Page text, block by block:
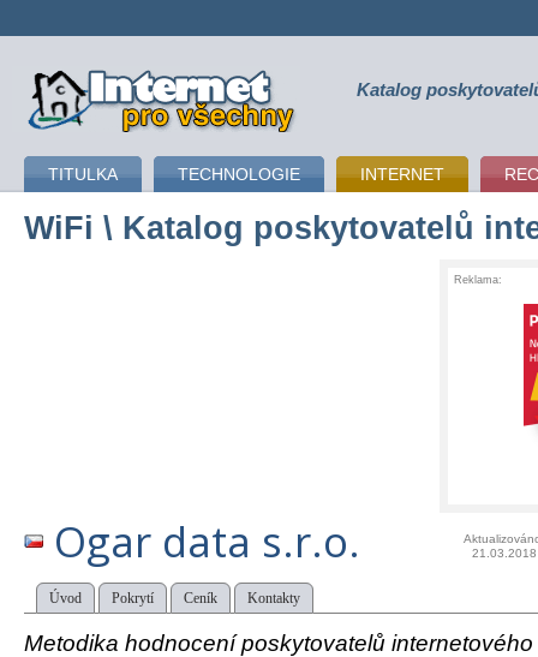
připojení k internetu Katalog
TITULKA TECHNOLOGIE INTERNET
WiFi \ Katalog poskytovatelů
Reklama:
Ogar data s.r.o.
21.03.2018
Úvod Pokrytí Ceník Kontakty
Metodika hodnocení poskytovatelů